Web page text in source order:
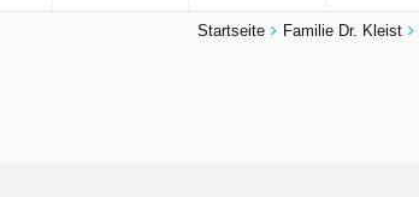
Startseite Familie Dr. Kleist